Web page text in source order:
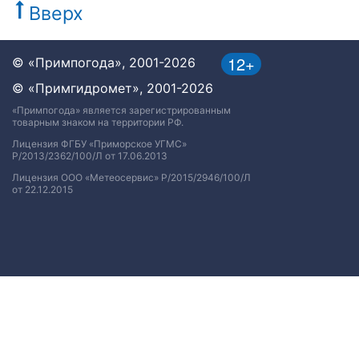
Вверх
12+
© «Примпогода», 2001-2026
© «Примгидромет», 2001-2026
«Примпогода» является зарегистрированным
товарным знаком на территории РФ.
Лицензия ФГБУ «Приморское УГМС»
Р/2013/2362/100/Л от 17.06.2013
Лицензия ООО «Метеосервис» Р/2015/2946/100/Л
от 22.12.2015